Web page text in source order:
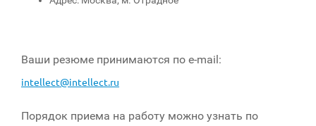
Ваши резюме принимаются по е-mail:
intellect@intellect.ru
Порядок приема на работу можно узнать по